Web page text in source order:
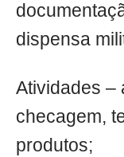
dispensa
Atividades –
checagem,
produtos;